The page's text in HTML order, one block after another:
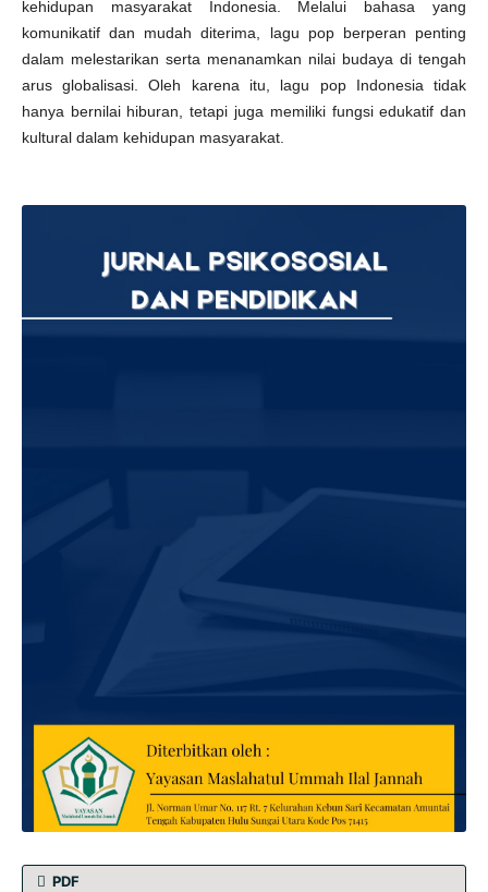
kehidupan masyarakat Indonesia. Melalui bahasa yang
komunikatif dan mudah diterima, lagu pop berperan penting
dalam melestarikan serta menanamkan nilai budaya di tengah
arus globalisasi. Oleh karena itu, lagu pop Indonesia tidak
hanya bernilai hiburan, tetapi juga memiliki fungsi edukatif dan
kultural dalam kehidupan masyarakat.
PDF